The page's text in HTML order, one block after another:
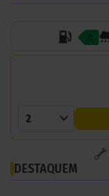
A
2
DESTAQUEM